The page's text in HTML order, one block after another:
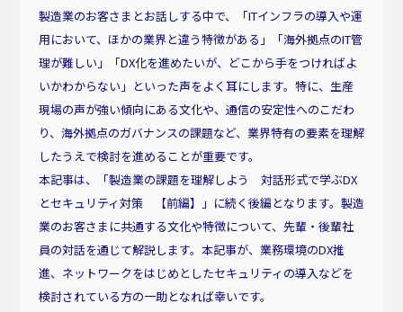
製造業のお客さまとお話しする中で、「ITインフラの導入や運
用において、ほかの業界と違う特徴がある」「海外拠点のIT管
理が難しい」「DX化を進めたいが、どこから手をつければよ
いかわからない」といった声をよく耳にします。特に、生産
現場の声が強い傾向にある文化や、通信の安定性へのこだわ
り、海外拠点のガバナンスの課題など、業界特有の要素を理解
したうえで検討を進めることが重要です。
本記事は、「製造業の課題を理解しよう 対話形式で学ぶDX
とセキュリティ対策 【前編】」に続く後編となります。製造
業のお客さまに共通する文化や特徴について、先輩・後輩社
員の対話を通じて解説します。本記事が、業務環境のDX推
進、ネットワークをはじめとしたセキュリティの導入などを
検討されている方の一助となれば幸いです。